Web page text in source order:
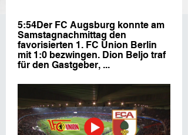
5:54Der FC Augsburg konnte am
Samstagnachmittag den
favorisierten 1. FC Union Berlin
mit 1:0 bezwingen. Dion Beljo traf
für den Gastgeber, ...